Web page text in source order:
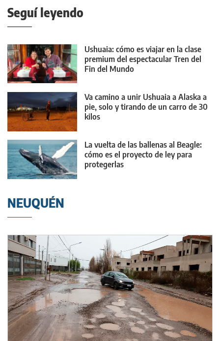
Seguí leyendo
Ushuaia: cómo es viajar en la clase
premium del espectacular Tren del
Fin del Mundo
Va camino a unir Ushuaia a Alaska a
pie, solo y tirando de un carro de 30
kilos
La vuelta de las ballenas al Beagle:
cómo es el proyecto de ley para
protegerlas
NEUQUÉN